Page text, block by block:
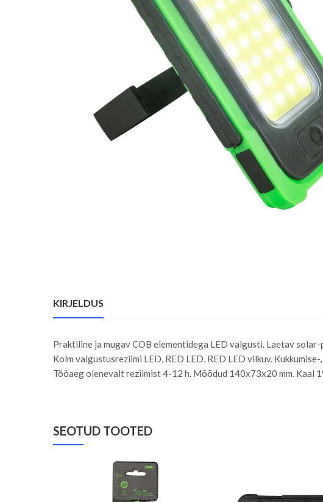
KIRJELDUS
Praktiline ja mugav COB elementidega LED valgusti. Laetav
Kolm valgustusreziimi LED, RED LED, RED LED vilkuv.
Tööaeg olenevalt reziimist 4-12 h. Mõõdud 140x73x20 mm. Kaal
SEOTUD TOOTED